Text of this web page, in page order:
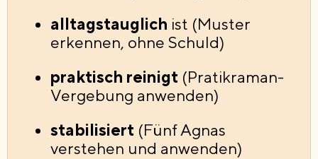
alltagstauglich ist (Muster
erkennen, ohne Schuld)
praktisch reinigt (Pratikraman-
Vergebung anwenden)
stabilisiert (Fünf Agnas
verstehen und anwenden)